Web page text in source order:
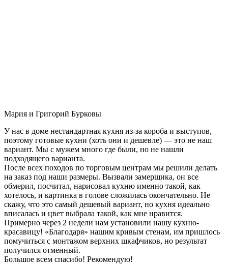
Мария и Григорий Бурковы
У нас в доме нестандартная кухня из-за короба и выступов,
поэтому готовые кухни (хоть они и дешевле) — это не наш
вариант. Мы с мужем много где были, но не нашли
подходящего варианта.
После всех походов по торговым центрам мы решили делать
на заказ под наши размеры. Вызвали замерщика, он все
обмерил, посчитал, нарисовал кухню именно такой, как
хотелось, и картинка в голове сложилась окончательно. Не
скажу, что это самый дешевый вариант, но кухня идеально
вписалась и цвет выбрала такой, как мне нравится.
Примерно через 2 недели нам установили нашу кухню-
красавицу! «Благодаря» нашим кривым стенам, им пришлось
помучиться с монтажом верхних шкафчиков, но результат
получился отменный.
Большое всем спасибо! Рекомендую!